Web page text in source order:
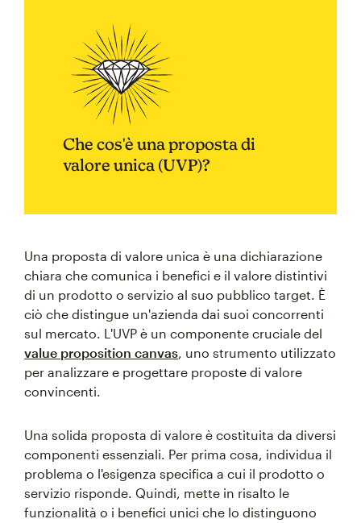
Che cos'è una proposta di
valore unica (UVP)?
Una proposta di valore unica è una dichiarazione
chiara che comunica i benefici e il valore distintivi
di un prodotto o servizio al suo pubblico target. È
ciò che distingue un'azienda dai suoi concorrenti
sul mercato. L'UVP è un componente cruciale del
value proposition canvas, uno strumento utilizzato
per analizzare e progettare proposte di valore
convincenti.
Una solida proposta di valore è costituita da diversi
componenti essenziali. Per prima cosa, individua il
problema o l'esigenza specifica a cui il prodotto o
servizio risponde. Quindi, mette in risalto le
funzionalità o i benefici unici che lo distinguono